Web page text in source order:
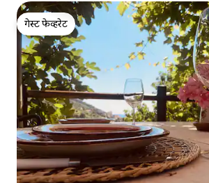
गेस्ट फेव्हरेट
गेस्ट फेव्हरेट